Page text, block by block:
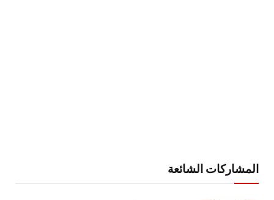
المشاركات الشائعة